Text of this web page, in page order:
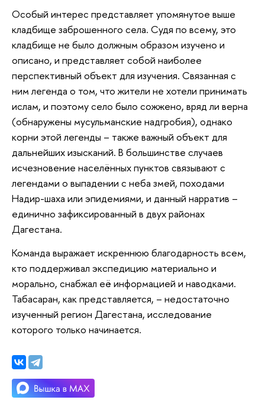
Особый интерес представляет упомянутое выше
кладбище заброшенного села. Судя по всему, это
кладбище не было должным образом изучено и
описано, и представляет собой наиболее
перспективный объект для изучения. Связанная с
ним легенда о том, что жители не хотели принимать
ислам, и поэтому село было сожжено, вряд ли верна
(обнаружены мусульманские надгробия), однако
корни этой легенды – также важный объект для
дальнейших изысканий. В большинстве случаев
исчезновение населённых пунктов связывают с
легендами о выпадении с неба змей, походами
Надир-шаха или эпидемиями, и данный нарратив –
единично зафиксированный в двух районах
Дагестана.
Команда выражает искреннюю благодарность всем,
кто поддерживал экспедицию материально и
морально, снабжал её информацией и наводками.
Табасаран, как представляется, – недостаточно
изученный регион Дагестана, исследование
которого только начинается.